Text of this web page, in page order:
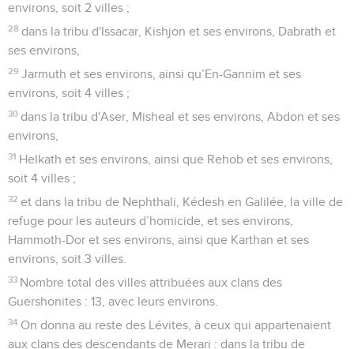
environs, soit 2 villes ;
28 dans la tribu d'Issacar, Kishjon et ses environs, Dabrath et
ses environs,
29 Jarmuth et ses environs, ainsi qu’En-Gannim et ses
environs, soit 4 villes ;
30 dans la tribu d'Aser, Misheal et ses environs, Abdon et ses
environs,
31 Helkath et ses environs, ainsi que Rehob et ses environs,
soit 4 villes ;
32 et dans la tribu de Nephthali, Kédesh en Galilée, la ville de
refuge pour les auteurs d’homicide, et ses environs,
Hammoth-Dor et ses environs, ainsi que Karthan et ses
environs, soit 3 villes.
33 Nombre total des villes attribuées aux clans des
Guershonites : 13, avec leurs environs.
34 On donna au reste des Lévites, à ceux qui appartenaient
aux clans des descendants de Merari : dans la tribu de